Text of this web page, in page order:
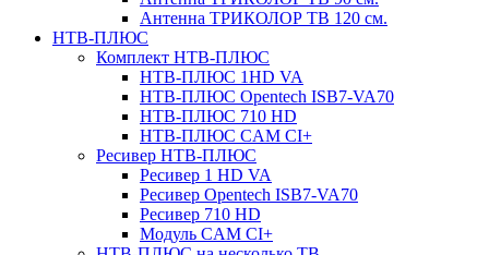
Антенна ТРИКОЛОР ТВ 120 см.
НТВ-ПЛЮС
Комплект НТВ-ПЛЮС
НТВ-ПЛЮС 1HD VA
НТВ-ПЛЮС Opentech ISB7-VA70
НТВ-ПЛЮС 710 HD
НТВ-ПЛЮС CAM CI+
Ресивер НТВ-ПЛЮС
Ресивер 1 HD VA
Ресивер Opentech ISB7-VA70
Ресивер 710 HD
Модуль CAM CI+